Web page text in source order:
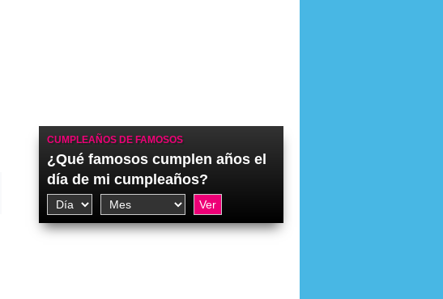
CUMPLEAÑOS DE FAMOSOS
¿Qué famosos cumplen años el
día de mi cumpleaños?